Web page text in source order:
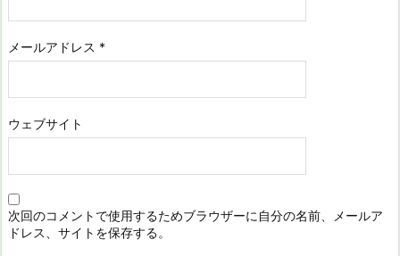
メールアドレス *
ウェブサイト
次回のコメントで使用するためブラウザーに自分の名前、メールア
ドレス、サイトを保存する。